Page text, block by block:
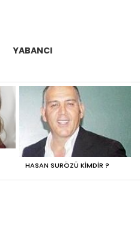
YABANCI
HASAN SURÖZÜ KIMDIR ?